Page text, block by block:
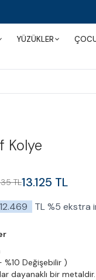
YÜZÜKLER
Kolye
TL13.125 TL
12.469 TL%5 ekstra
%10 Değişebilir )
dayanaklı bir